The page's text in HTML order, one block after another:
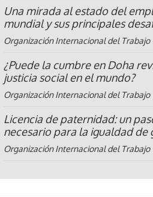
Una mirada al estado del
mundial y sus principales
Organización Internacional del Trabajo
¿Puede la cumbre en Doha
justicia social en el mundo?
Organización Internacional del Trabajo
Licencia de paternidad: un
necesario para la igualdad de
Organización Internacional del Trabajo